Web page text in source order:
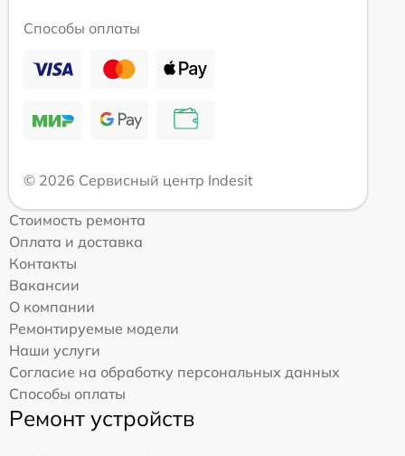
Способы оплаты
© 2026 Сервисный центр Indesit
Стоимость ремонта
Оплата и доставка
Контакты
Вакансии
О компании
Ремонтируемые модели
Наши услуги
Согласие на обработку персональных данных
Способы оплаты
Ремонт устройств